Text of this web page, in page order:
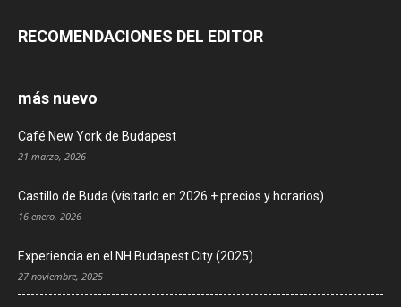
RECOMENDACIONES DEL EDITOR
más nuevo
Café New York de Budapest
21 marzo, 2026
Castillo de Buda (visitarlo en 2026 + precios y horarios)
16 enero, 2026
Experiencia en el NH Budapest City (2025)
27 noviembre, 2025